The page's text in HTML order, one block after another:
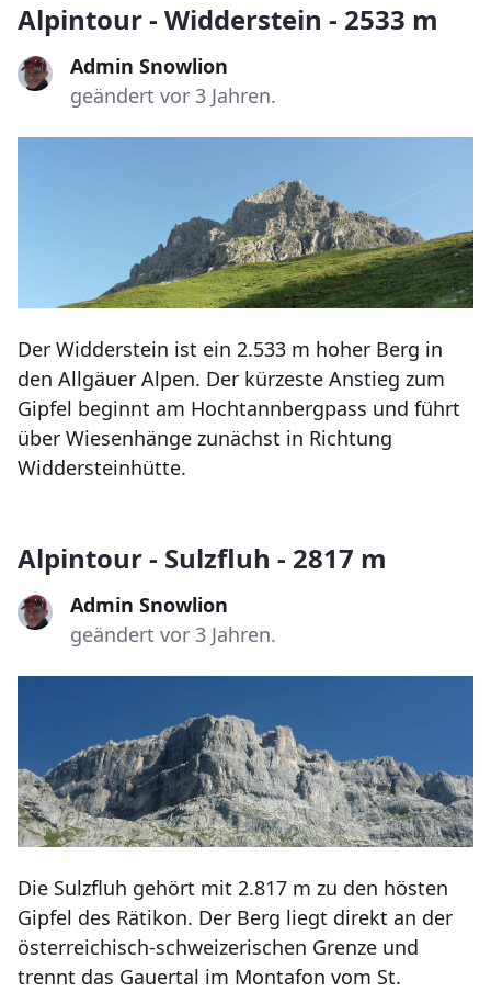
Alpintour - Widderstein - 2533 m
Admin Snowlion
geändert vor 3 Jahren.
Der Widderstein ist ein 2.533 m hoher Berg in
den Allgäuer Alpen. Der kürzeste Anstieg zum
Gipfel beginnt am Hochtannbergpass und führt
über Wiesenhänge zunächst in Richtung
Widdersteinhütte.
Alpintour - Sulzfluh - 2817 m
Admin Snowlion
geändert vor 3 Jahren.
Die Sulzfluh gehört mit 2.817 m zu den hösten
Gipfel des Rätikon. Der Berg liegt direkt an der
österreichisch-schweizerischen Grenze und
trennt das Gauertal im Montafon vom St.